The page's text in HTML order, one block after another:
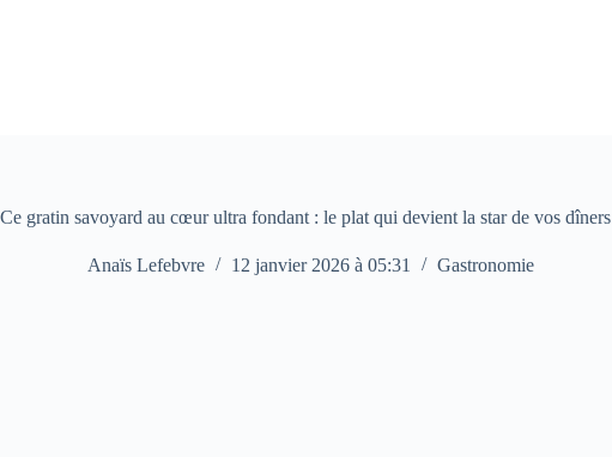
Ce gratin savoyard au cœur ultra fondant : le plat qui devient la star de vos dîners
Anaïs Lefebvre 12 janvier 2026 à 05:31 Gastronomie